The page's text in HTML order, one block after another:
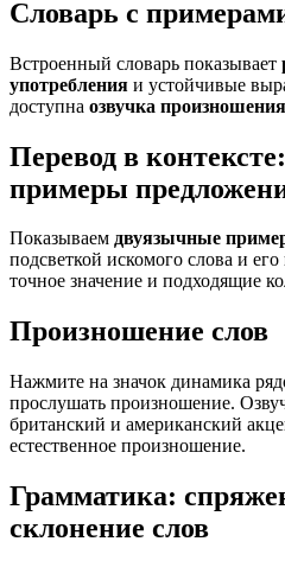
Словарь с
Встроенный словарь показывает
употребления и устойчивые
доступна озвучка произношения
Перевод в
примеры
Показываем двуязычные
подсветкой искомого слова и
точное значение и подходящие
Произношение слов
Нажмите на значок динамика
прослушать произношение.
британский и американский
естественное произношение.
Грамматика:
склонение слов